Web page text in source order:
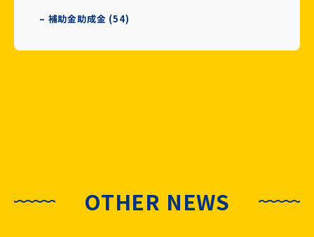
– 補助金助成金 (54)
OTHER NEWS